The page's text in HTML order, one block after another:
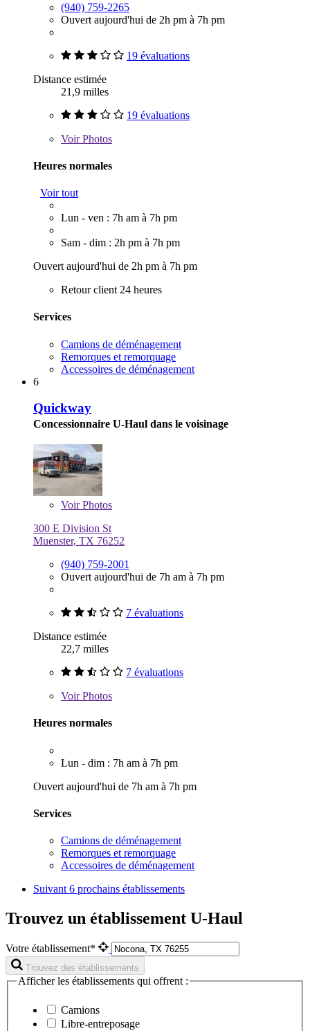
(940) 759-2265
Ouvert aujourd'hui de 2h pm à 7h pm
19 évaluations
Distance estimée
21,9 milles
19 évaluations
VoirPhotos
Heures normales
Voir tout
Lun - ven : 7h am à 7h pm
Sam - dim : 2h pm à 7h pm
Ouvert aujourd'hui de 2h pm à 7h pm
Retour client 24 heures
Services
Camions de déménagement
Remorques et remorquage
Accessoires de déménagement
6
Quickway
Concessionnaire U-Haul dans le voisinage
VoirPhotos
300 E Division St
Muenster, TX 76252
(940) 759-2001
Ouvert aujourd'hui de 7h am à 7h pm
7 évaluations
Distance estimée
22,7 milles
7 évaluations
VoirPhotos
Heures normales
Lun - dim : 7h am à 7h pm
Ouvert aujourd'hui de 7h am à 7h pm
Services
Camions de déménagement
Remorques et remorquage
Accessoires de déménagement
Suivant 6 prochains établissements
Trouvez un établissement U-Haul
Votre établissement*
Trouvez des établissements
Afficher les établissements qui offrent :
Camions
Libre-entreposage